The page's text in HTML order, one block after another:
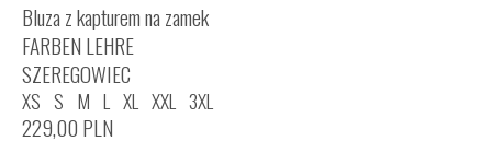
Bluza z kapturem na zamek
FARBEN LEHRE
SZEREGOWIEC
XS S M L XL XXL 3XL
229,00 PLN